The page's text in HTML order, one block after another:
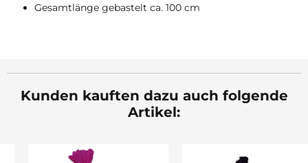
Gesamtlänge gebastelt ca. 100 cm
Kunden kauften dazu auch folgende
Artikel: